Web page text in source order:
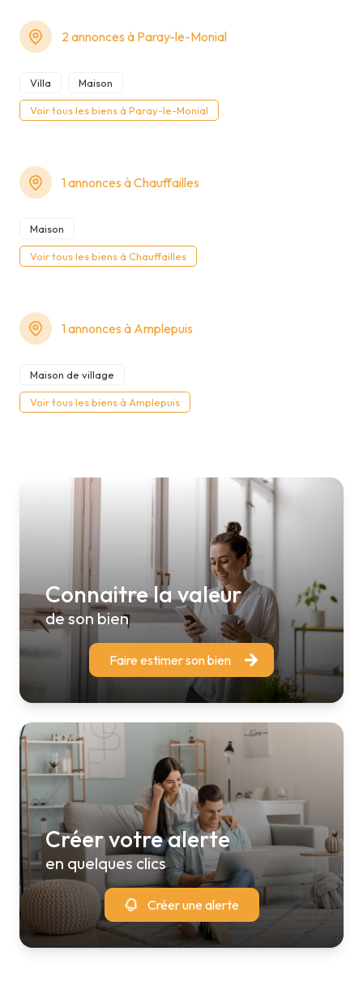
2 annonces à Paray-le-Monial
Villa Maison
Voir tous les biens à Paray-le-Monial
1 annonces à Chauffailles
Maison
Voir tous les biens à Chauffailles
1 annonces à Amplepuis
Maison de village
Voir tous les biens à Amplepuis
Connaitre la valeur
de son bien
Faire estimer son bien
Créer votre alerte
en quelques clics
Créer une alerte